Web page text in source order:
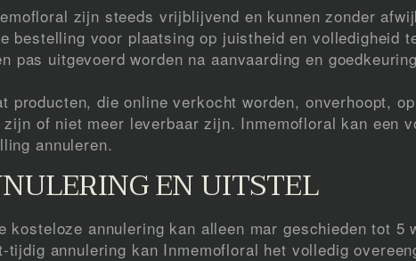
zijn steeds vrijblijvend en kunnen zonder
bestelling voor plaatsing op juistheid en volledigheid
pas uitgevoerd worden na aanvaarding en
producten, die online verkocht worden, onverhoopt,
of niet meer leverbaar zijn. Inmemofloral kan een
annuleren.
EN UITSTEL
kosteloze annulering kan alleen mar geschieden tot 5
annulering kan Inmemofloral het volledig